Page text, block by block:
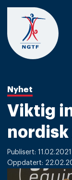
Skip
content
Nyhet
Viktig
nordisk
Publisert:
Oppdatert: